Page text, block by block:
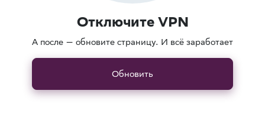
Отключите VPN
А после — обновите страницу. И всё заработает
Обновить